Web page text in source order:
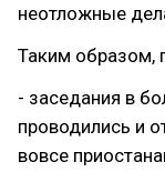
неотложные
Таким образом,
- заседания в
проводились и
вовсе